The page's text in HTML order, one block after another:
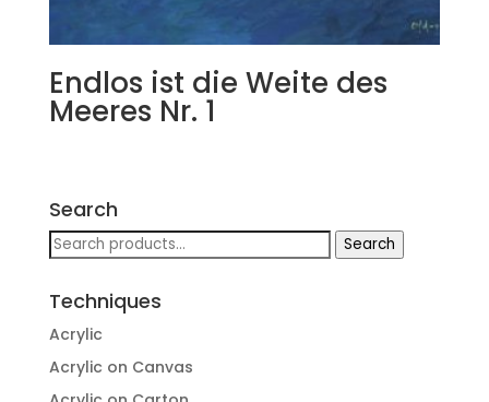
Endlos ist die Weite des
Meeres Nr. 1
Search
Search
Search
Techniques
Acrylic
Acrylic on Canvas